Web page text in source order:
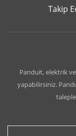
Takip
Panduit, elektrik
yapabilirsiniz.